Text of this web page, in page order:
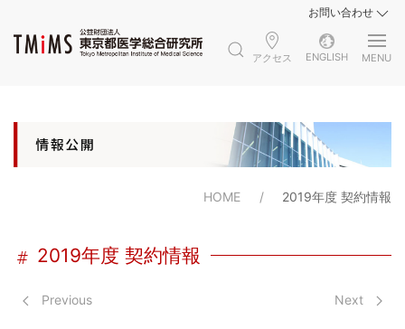
お問い合わせ
アクセス ENGLISH MENU
HOME 2019年度 契約情報
2019年度 契約情報
Previous Next